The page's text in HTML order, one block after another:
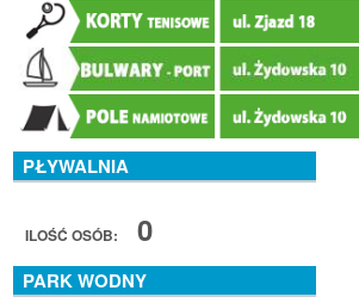
PŁYWALNIA
ILOŚĆ OSÓB: 0
PARK WODNY